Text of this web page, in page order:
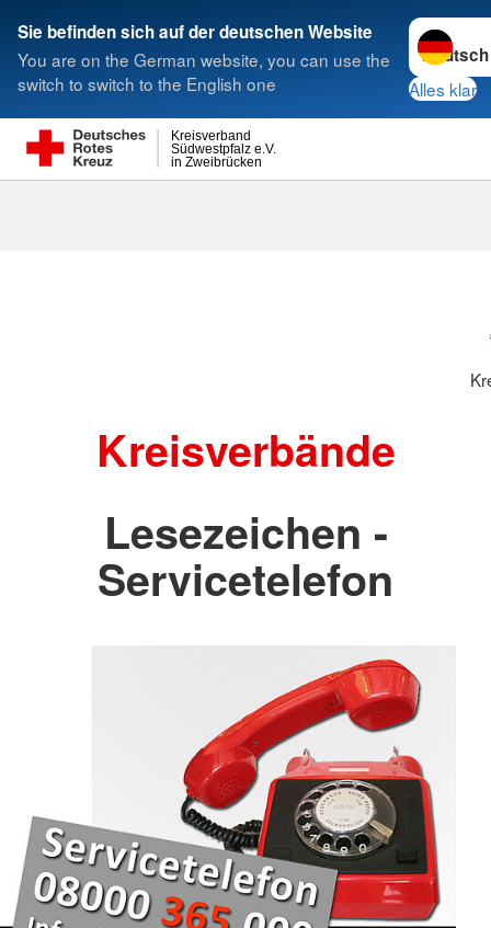
Sie befinden sich auf der deutschen Website
You are on the German website, you can use the
switch to switch to the English one
Sprache
Alles klar
in Zweibrücken
Südwestpfalz e.V.
Kreisverband
Suche
Kreisverbände
Lesezeichen -
Servicetelefon